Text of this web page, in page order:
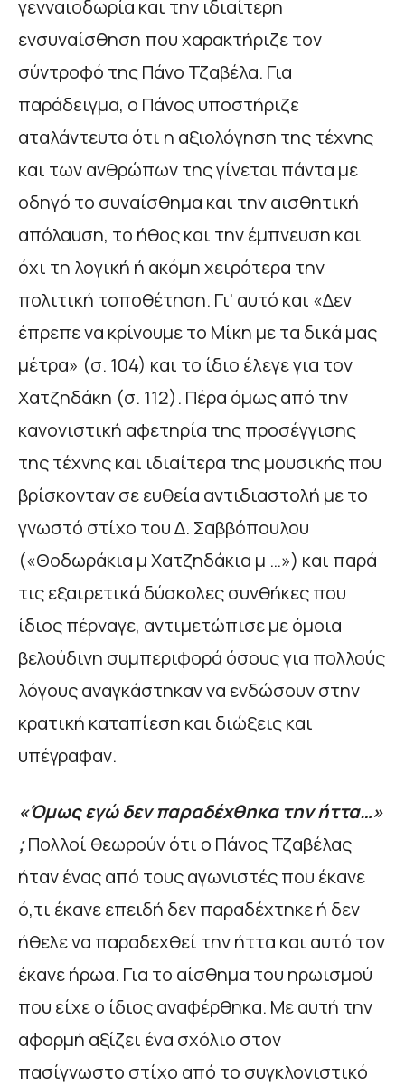
γενναιοδωρία και την ιδιαίτερη
ενσυναίσθηση που χαρακτήριζε τον
σύντροφό της Πάνο Τζαβέλα. Για
παράδειγμα, ο Πάνος υποστήριζε
αταλάντευτα ότι η αξιολόγηση της τέχνης
και των ανθρώπων της γίνεται πάντα με
οδηγό το συναίσθημα και την αισθητική
απόλαυση, το ήθος και την έμπνευση και
όχι τη λογική ή ακόμη χειρότερα την
πολιτική τοποθέτηση. Γι’ αυτό και «Δεν
έπρεπε να κρίνουμε το Μίκη με τα δικά μας
μέτρα» (σ. 104) και το ίδιο έλεγε για τον
Χατζηδάκη (σ. 112). Πέρα όμως από την
κανονιστική αφετηρία της προσέγγισης
της τέχνης και ιδιαίτερα της μουσικής που
βρίσκονταν σε ευθεία αντιδιαστολή με το
γνωστό στίχο του Δ. Σαββόπουλου
(«Θοδωράκια μ Χατζηδάκια μ …») και παρά
τις εξαιρετικά δύσκολες συνθήκες που
ίδιος πέρναγε, αντιμετώπισε με όμοια
βελούδινη συμπεριφορά όσους για πολλούς
λόγους αναγκάστηκαν να ενδώσουν στην
κρατική καταπίεση και διώξεις και
υπέγραφαν.
«Όμως εγώ δεν παραδέχθηκα την ήττα…»
;Πολλοί θεωρούν ότι ο Πάνος Τζαβέλας
ήταν ένας από τους αγωνιστές που έκανε
ό,τι έκανε επειδή δεν παραδέχτηκε ή δεν
ήθελε να παραδεχθεί την ήττα και αυτό τον
έκανε ήρωα. Για το αίσθημα του ηρωισμού
που είχε ο ίδιος αναφέρθηκα. Με αυτή την
αφορμή αξίζει ένα σχόλιο στον
πασίγνωστο στίχο από το συγκλονιστικό